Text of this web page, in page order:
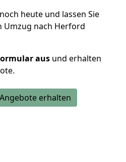
heute und lassen Sie
Umzug nach Herford
aus und erhalten
erhalten